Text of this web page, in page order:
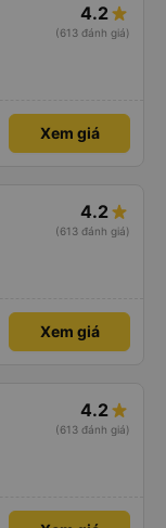
4.2
(613 đánh giá)
Xem giá
4.2
(613 đánh giá)
Xem giá
4.2
(613 đánh giá)